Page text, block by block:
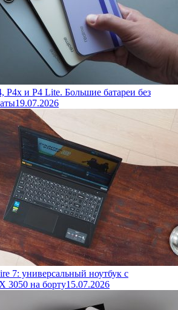
P4x и P4 Lite. Большие батареи без
19.07.2026
7: универсальный ноутбук с
3050 на борту15.07.2026